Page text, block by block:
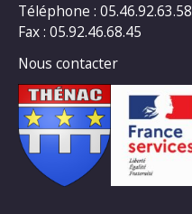
Téléphone : 05.46.92.63.58
Fax : 05.92.46.68.45
Nous contacter